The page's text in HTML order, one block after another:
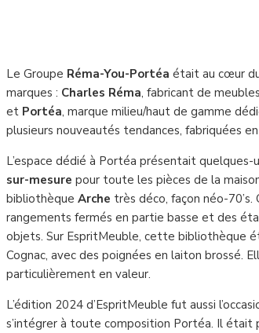
Le Groupe Réma-You-Portéa était au cœur
marques : Charles Réma, fabricant de
et Portéa, marque milieu/haut de gamme
plusieurs nouveautés tendances, fabriquées
L’espace dédié à Portéa présentait quelques-
sur-mesure pour toute les pièces de la
bibliothèque Arche très déco, façon néo-
rangements fermés en partie basse et des
objets. Sur EspritMeuble, cette bibliothèque
Cognac, avec des poignées en laiton brossé.
particulièrement en valeur.
L’édition 2024 d’EspritMeuble fut aussi
s’intégrer à toute composition Portéa. Il était